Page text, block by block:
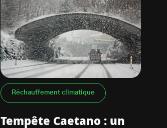
Réchauffement climatique
Tempête Caetano : un